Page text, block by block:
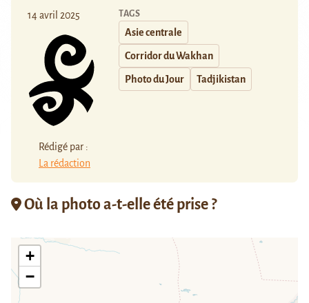
14 avril 2025
Rédigé par :
La rédaction
TAGS
Asie centrale
Corridor du Wakhan
Photo du Jour Tadjikistan
Où la photo a-t-elle été prise ?
+
−